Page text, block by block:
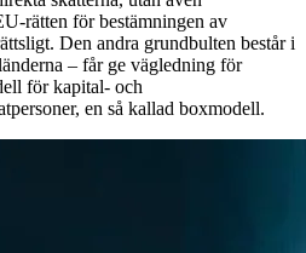
rätten för bestämningen av
Den andra grundbulten består i
– får ge vägledning för
för kapital- och
en så kallad boxmodell.